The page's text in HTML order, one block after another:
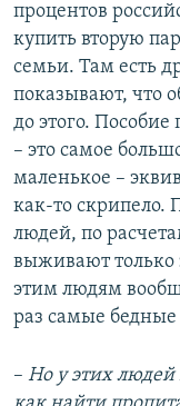
процентов
купить вторую
семьи. Там есть
показывают, что
до этого. Пособие
– это самое
маленькое –
как-то скрипело.
людей, по
выживают только
этим людям
раз самые бедные
– Но у этих людей